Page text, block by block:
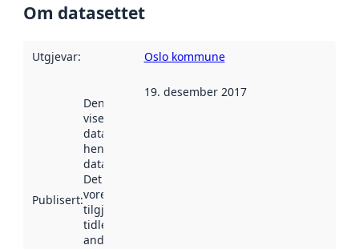
Om datasettet
Utgjevar: Oslo kommune
Publisert:
Denne datoen
viser når
datasettet vart
henta inn av
data.norge.no.
Det kan ha
vore
tilgjengeleg
tidlegare
andre stader.
19. desember 2017